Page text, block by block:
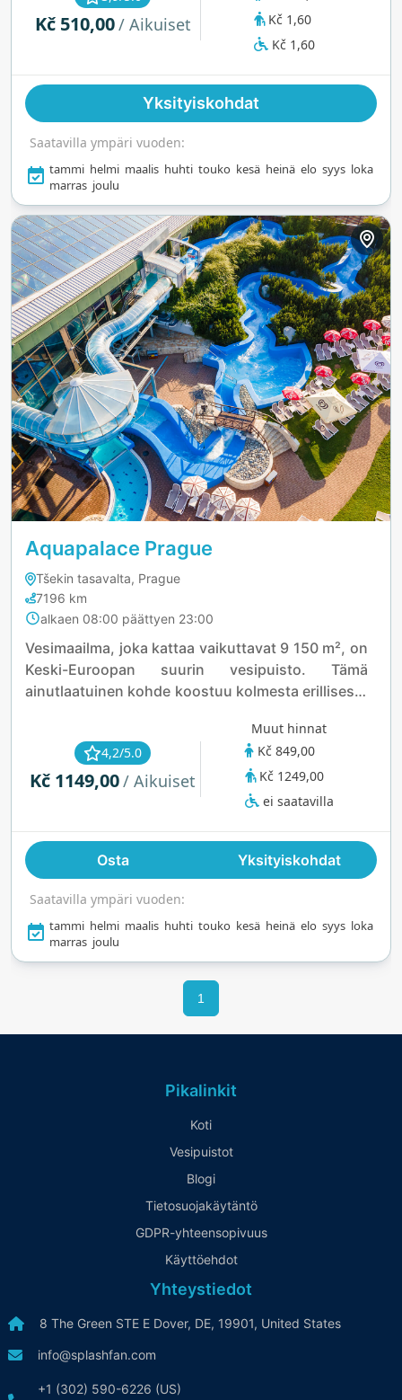
opetusallas sekä kaksi suomalaista saunaa ja
höyrysaunaa hyvinvoinnin ystäville.
on tehty täysin esteetön, mikä takaa miellyttävän
kokemuksen kaikille. Etsitpä sitten hauskanpitoa,
tarjoaa ihanteellisen ympäristön virkistäytyä ja
nauttia vesielämyksistä.
Kč 510,00/ Aikuiset
Kč 1,60
Kč 1,60
Yksityiskohdat
Saatavilla ympäri vuoden:
tammi helmi maalis huhti touko kesä heinä elo syys loka
marras joulu
Aquapalace Prague
Tšekin tasavalta, Prague
7196 km
alkaen 08:00 päättyen 23:00
Vesimaailma, joka kattaa vaikuttavat 9 150 m², on
Keski-Euroopan suurin vesipuisto. Tämä
ainutlaatuinen kohde koostuu kolmesta erillisestä
tarjoamaan ainutlaatuinen kokemus, taaten
hauskanpidon ja jännityksen kaikenlaisille
kävijöille.
4,2/5.0
Kč 1149,00/ Aikuiset
Muut hinnat
Kč 849,00
Kč 1249,00
ei saatavilla
Osta Yksityiskohdat
Saatavilla ympäri vuoden:
tammi helmi maalis huhti touko kesä heinä elo syys loka
marras joulu
1
Pikalinkit
Koti
Vesipuistot
Blogi
Tietosuojakäytäntö
GDPR-yhteensopivuus
Käyttöehdot
Yhteystiedot
8 The Green STE E Dover, DE, 19901, United States
info@splashfan.com
+1 (302) 590-6226 (US)